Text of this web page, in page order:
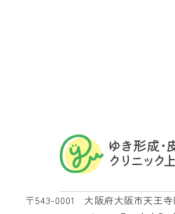
〒543-0001 大阪府大阪市天王